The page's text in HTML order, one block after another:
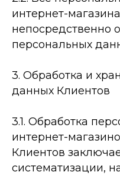
интернет-­
непосредственно
персональных
3. Обработка и
данных Клиентов
3.1. Обработка
интернет-­
Клиентов
систематизации,